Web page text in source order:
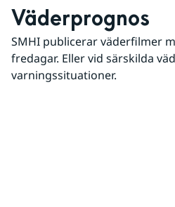
Väderprognos
SMHI publicerar väderfilmer
fredagar. Eller vid särskilda
varningssituationer.